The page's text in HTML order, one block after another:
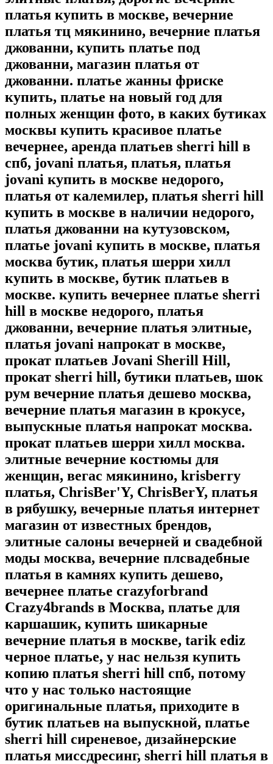
платья купить в москве, вечерние
платья тц мякинино, вечерние платья
джованни, купить платье под
джованни, магазин платья от
джованни. платье жанны фриске
купить, платье на новый год для
полных женщин фото, в каких бутиках
москвы купить красивое платье
вечернее, аренда платьев sherri hill в
спб, jovani платья, платья, платья
jovani купить в москве недорого,
платья от калемилер, платья sherri hill
купить в москве в наличии недорого,
платья джованни на кутузовском,
платье jovani купить в москве, платья
москва бутик, платья шерри хилл
купить в москве, бутик платьев в
москве. купить вечернее платье sherri
hill в москве недорого, платья
джованни, вечерние платья элитные,
платья jovani напрокат в москве,
прокат платьев Jovani Sherill Hill,
прокат sherri hill, бутики платьев, шок
рум вечерние платья дешево москва,
вечерние платья магазин в крокусе,
выпускные платья напрокат москва.
прокат платьев шерри хилл москва.
элитные вечерние костюмы для
женщин, вегас мякинино, krisberry
платья, ChrisBer'Y, ChrisBerY, платья
в рябушку, вечерные платья интернет
магазин от известных брендов,
элитные салоны вечерней и свадебной
моды москва, вечерние плсвадебные
платья в камнях купить дешево,
вечернее платье crazyforbrand
Crazy4brands в Москва, платье для
каршашик, купить шикарные
вечерние платья в москве, tarik ediz
черное платье, у нас нельзя купить
копию платья sherri hill спб, потому
что у нас только настоящие
оригинальные платья, приходите в
бутик платьев на выпускной, платье
sherri hill сиреневое, дизайнерские
платья миссдресинг, sherri hill платья в